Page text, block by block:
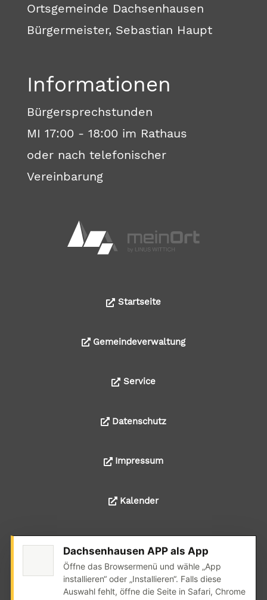
Ortsgemeinde Dachsenhausen
Bürgermeister, Sebastian Haupt
Informationen
Bürgersprechstunden
MI 17:00 - 18:00 im Rathaus
oder nach telefonischer
Vereinbarung
Startseite
Gemeindeverwaltung
Service
Datenschutz
Impressum
Kalender
© 2024 Alle Rechte liegen bei der Ortsgemeinde
Dachsenhausen
Dachsenhausen APP als App
Öffne das Browsermenü und wähle „App
installieren“ oder „Installieren“. Falls diese
Auswahl fehlt, öffne die Seite in Safari, Chrome